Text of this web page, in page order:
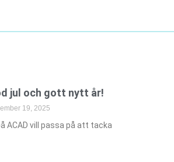
jul och gott nytt år!
19, 2025
ACAD vill passa på att tacka